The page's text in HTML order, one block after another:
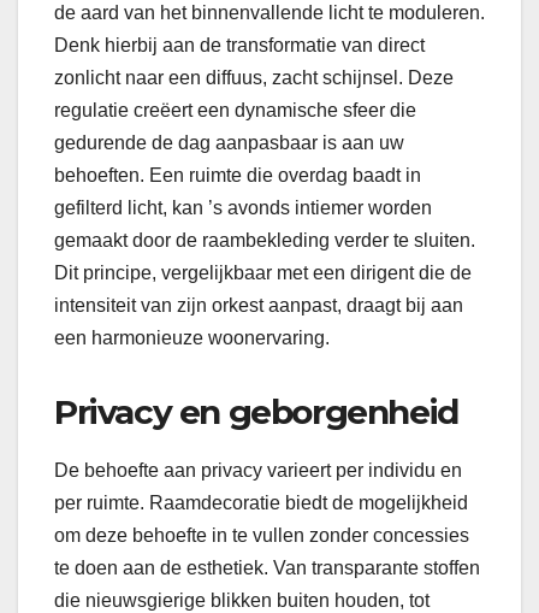
de aard van het binnenvallende licht te moduleren.
Denk hierbij aan de transformatie van direct
zonlicht naar een diffuus, zacht schijnsel. Deze
regulatie creëert een dynamische sfeer die
gedurende de dag aanpasbaar is aan uw
behoeften. Een ruimte die overdag baadt in
gefilterd licht, kan ’s avonds intiemer worden
gemaakt door de raambekleding verder te sluiten.
Dit principe, vergelijkbaar met een dirigent die de
intensiteit van zijn orkest aanpast, draagt bij aan
een harmonieuze woonervaring.
Privacy en geborgenheid
De behoefte aan privacy varieert per individu en
per ruimte. Raamdecoratie biedt de mogelijkheid
om deze behoefte in te vullen zonder concessies
te doen aan de esthetiek. Van transparante stoffen
die nieuwsgierige blikken buiten houden, tot